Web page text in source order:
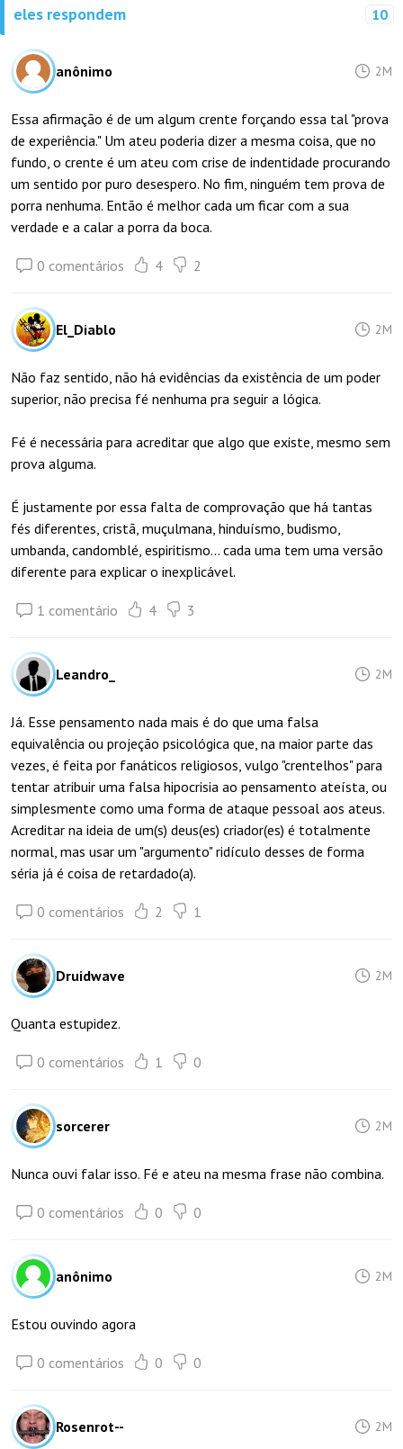
eles respondem 10
anônimo 2M
Essa afirmação é de um algum crente forçando essa tal "prova
de experiência." Um ateu poderia dizer a mesma coisa, que no
fundo, o crente é um ateu com crise de indentidade procurando
um sentido por puro desespero. No fim, ninguém tem prova de
porra nenhuma. Então é melhor cada um ficar com a sua
verdade e a calar a porra da boca.
0 comentários 4 2
El_Diablo 2M
Não faz sentido, não há evidências da existência de um poder
superior, não precisa fé nenhuma pra seguir a lógica.
Fé é necessária para acreditar que algo que existe, mesmo sem
prova alguma.
É justamente por essa falta de comprovação que há tantas
fés diferentes, cristã, muçulmana, hinduísmo, budismo,
umbanda, candomblé, espiritismo... cada uma tem uma versão
diferente para explicar o inexplicável.
1 comentário 4 3
Leandro_ 2M
Já. Esse pensamento nada mais é do que uma falsa
equivalência ou projeção psicológica que, na maior parte das
vezes, é feita por fanáticos religiosos, vulgo "crentelhos" para
tentar atribuir uma falsa hipocrisia ao pensamento ateísta, ou
simplesmente como uma forma de ataque pessoal aos ateus.
Acreditar na ideia de um(s) deus(es) criador(es) é totalmente
normal, mas usar um "argumento" ridículo desses de forma
séria já é coisa de retardado(a).
0 comentários 2 1
Druidwave 2M
Quanta estupidez.
0 comentários 1 0
sorcerer 2M
Nunca ouvi falar isso. Fé e ateu na mesma frase não combina.
0 comentários 0 0
anônimo 2M
Estou ouvindo agora
0 comentários 0 0
Rosenrot-- 2M